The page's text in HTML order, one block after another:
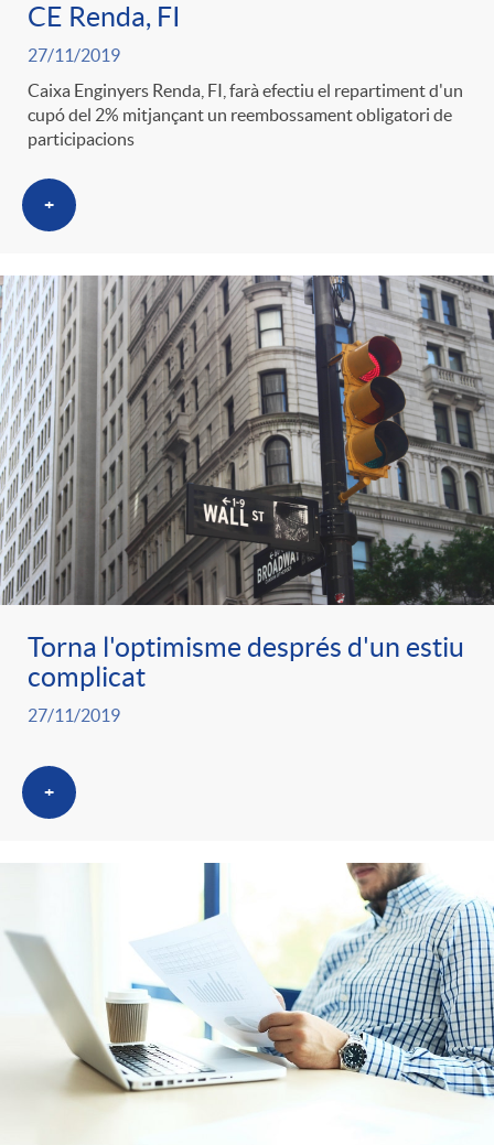
CE Renda, FI
27/11/2019
Caixa Enginyers Renda, FI, farà efectiu el repartiment d'un
cupó del 2% mitjançant un reembossament obligatori de
participacions
+
Torna l'optimisme després d'un estiu
complicat
27/11/2019
+